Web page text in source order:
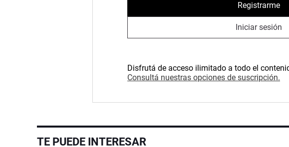
Registrarme
Iniciar sesión
Disfrutá de acceso ilimitado a todo el
Consultá nuestras opciones de suscripción.
TE PUEDE INTERESAR